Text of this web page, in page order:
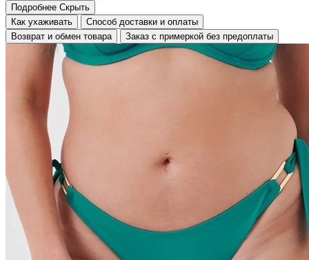
Подробнее Скрыть
Как ухаживать
Способ доставки и оплаты
Возврат и обмен товара
Заказ с примеркой без предоплаты